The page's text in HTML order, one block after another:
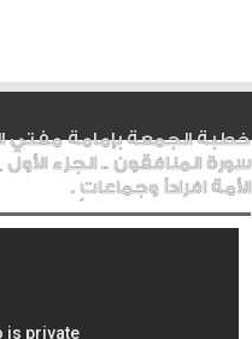
خطبة الجمعة بإمامة مفتي
سورة المنافقون .. الجزء
الأمة افراداً وجماعاتٍ .